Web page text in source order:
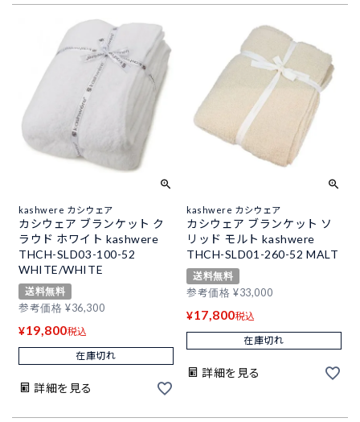
kashwere カシウェア
カシウェア ブランケット ク
ラウド ホワイト kashwere
THCH-SLD03-100-52
WHITE/WHITE
送料無料
参考価格 ¥36,300
¥19,800税込
在庫切れ
詳細を見る
kashwere カシウェア
カシウェア ブランケット ソ
リッド モルト kashwere
THCH-SLD01-260-52 MALT
送料無料
参考価格 ¥33,000
¥17,800税込
在庫切れ
詳細を見る